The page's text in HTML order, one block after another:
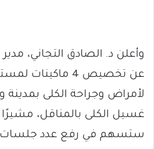
وأعلن د. الصادق التجاني، مدير
عن تخصيص 4
غسيل الكلى بالمناقل،
ستسهم في رفع عدد